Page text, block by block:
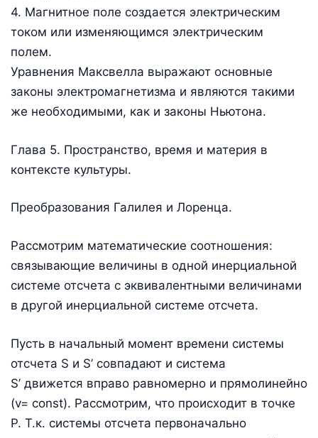
4. Магнитное поле создается электрическим
током или изменяющимся электрическим
полем.
Уравнения Максвелла выражают основные
законы электромагнетизма и являются такими
же необходимыми, как и законы Ньютона.
Глава 5. Пространство, время и материя в
контексте культуры.
Преобразования Галилея и Лоренца.
Рассмотрим математические соотношения:
связывающие величины в одной инерциальной
системе отсчета с эквивалентными величинами
в другой инерциальной системе отсчета.
Пусть в начальный момент времени системы
отсчета S и S’ совпадают и система
S’ движется вправо равномерно и прямолинейно
(v= const). Рассмотрим, что происходит в точке
Р. Т.к. системы отсчета первоначально